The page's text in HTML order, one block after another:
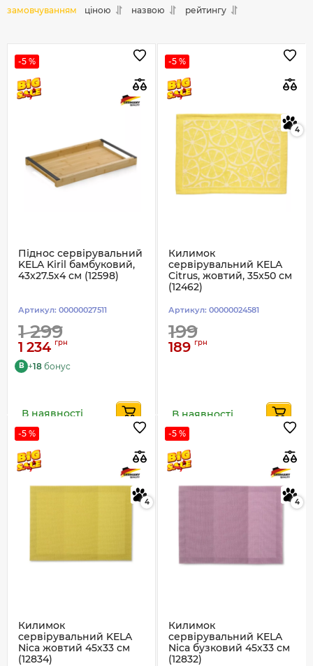
замовчуванням ціною назвою рейтингу
-5 %
Піднос сервірувальний
KELA Kiril бамбуковий,
43x27.5х4 см (12598)
Артикул: 00000027511
1 299
1 234 грн
B +18 бонус
В наявності
-5 %
4
Килимок
сервірувальний KELA
Citrus, жовтий, 35x50 см
(12462)
Артикул: 00000024581
199
189 грн
В наявності
-5 %
4
Килимок
сервірувальний KELA
Nica жовтий 45х33 см
(12834)
-5 %
4
Килимок
сервірувальний KELA
Nica бузковий 45х33 см
(12832)